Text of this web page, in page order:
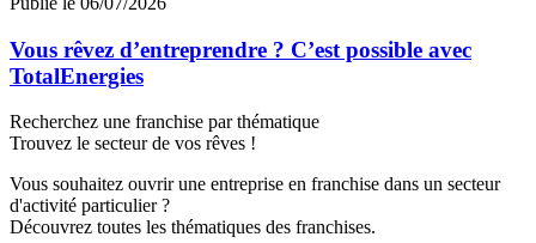
Vous rêvez d’entreprendre ? C’est possible avec
TotalEnergies
Recherchez une franchise par thématique
Trouvez le secteur de vos rêves !
Vous souhaitez ouvrir une entreprise en franchise dans un secteur
d'activité particulier ?
Découvrez toutes les thématiques des franchises.